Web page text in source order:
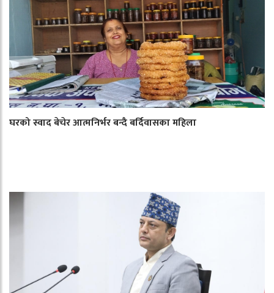
घरको स्वाद बेचेर आत्मनिर्भर बन्दै बर्दिवासका महिला